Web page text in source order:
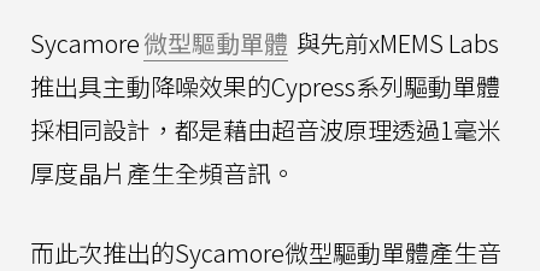
Sycamore微型驅動單體 與先前xMEMS Labs
推出具主動降噪效果的Cypress系列驅動單體
採相同設計，都是藉由超音波原理透過1毫米
厚度晶片產生全頻音訊。
而此次推出的Sycamore微型驅動單體產生音